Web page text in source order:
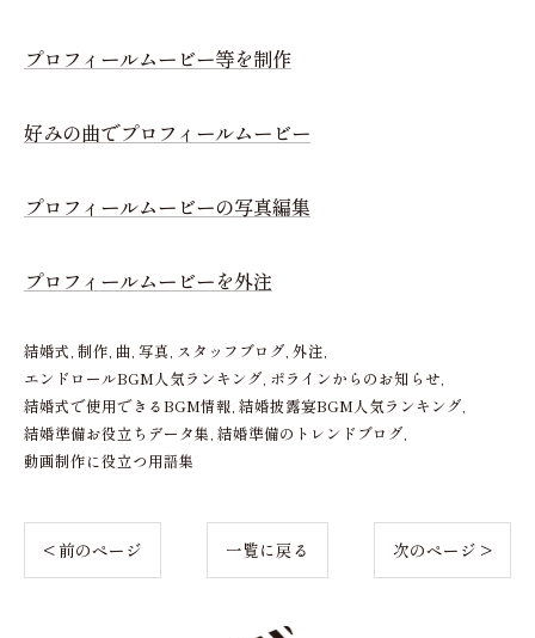
プロフィールムービー等を制作
好みの曲でプロフィールムービー
プロフィールムービーの写真編集
プロフィールムービーを外注
結婚式 制作 曲 写真 スタッフブログ 外注
エンドロールBGM人気ランキング ポラインからのお知らせ
結婚式で使用できるBGM情報 結婚披露宴BGM人気ランキング
結婚準備お役立ちデータ集 結婚準備のトレンドブログ
動画制作に役立つ用語集
< 前のページ 一覧に戻る 次のページ >